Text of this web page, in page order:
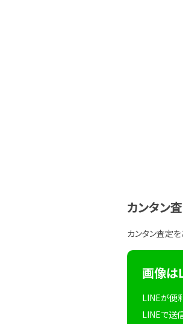
カンタン
カンタン査定
画像は
LINEが便
LINEで送